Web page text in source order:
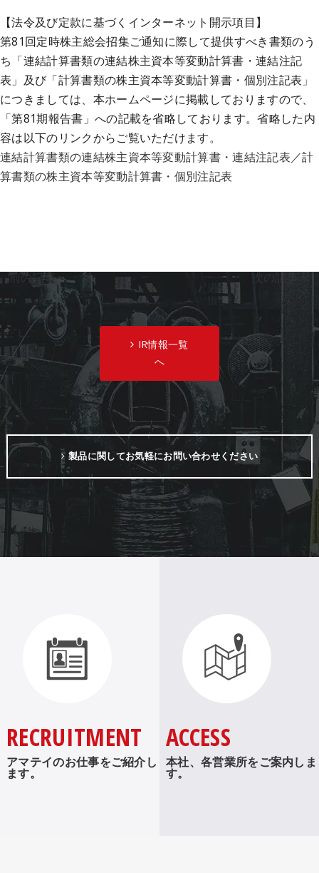
【法令及び定款に基づくインターネット開示項目】
第81回定時株主総会招集ご通知に際して提供すべき書類のう
ち「連結計算書類の連結株主資本等変動計算書・連結注記
表」及び「計算書類の株主資本等変動計算書・個別注記表」
につきましては、本ホームページに掲載しておりますので、
「第81期報告書」への記載を省略しております。省略した内
容は以下のリンクからご覧いただけます。
連結計算書類の連結株主資本等変動計算書・連結注記表／計
算書類の株主資本等変動計算書・個別注記表
«前の記事へ
IR情報一覧
へ
次の記事へ
製品に関してお気軽にお問い合わせください
RECRUITMENT
アマテイのお仕事をご紹介し
ます。
ACCESS
本社、各営業所をご案内しま
す。